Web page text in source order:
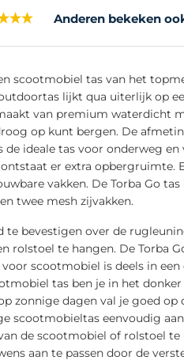
Anderen bekeken
scootmobiel tas van het
lijkt qua uiterlijk op
van premium waterdicht
op kunt bergen. De
ideale tas voor onderweg
er extra opbergruimte.
vakken. De Torba Go
twee mesh zijvakken.
te bevestigen over de
rolstoel te hangen. De Torba
scootmobiel is deels in
tas ben je in het
zonnige dagen val je goed
scootmobieltas eenvoudig
de scootmobiel of rolstoel
aan te passen door de